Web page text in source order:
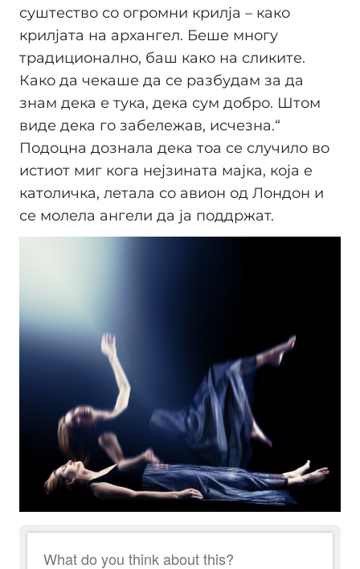
суштество со огромни крилја – како
крилјата на архангел. Беше многу
традиционално, баш како на сликите.
Како да чекаше да се разбудам за да
знам дека е тука, дека сум добро. Штом
виде дека го забележав, исчезна.“
Подоцна дознала дека тоа се случило во
истиот миг кога нејзината мајка, која е
католичка, летала со авион од Лондон и
се молела ангели да ја поддржат.